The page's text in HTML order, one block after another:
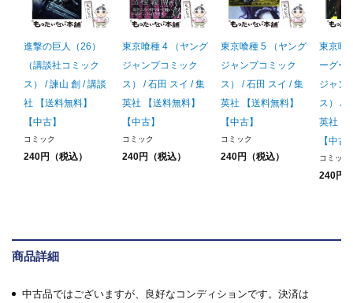
進撃の巨人（26）
（講談社コミック
ス） / 諫山 創 / 講談
社 【送料無料】
【中古】
コミック
240円（税込）
東京喰種 4 （ヤング
ジャンプコミック
ス） / 石田 スイ / 集
英社 【送料無料】
【中古】
コミック
240円（税込）
東京喰種 5 （ヤング
ジャンプコミック
ス） / 石田 スイ / 集
英社 【送料無料】
【中古】
コミック
240円（税込）
東京喰
ーグー
ジャン
ス） /
英社 【
【中古
コミック
240円
商品詳細
中古品ではございますが、良好なコンディションです。決済は